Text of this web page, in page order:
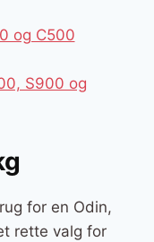
og C500
S900 og
for en Odin,
rette valg for